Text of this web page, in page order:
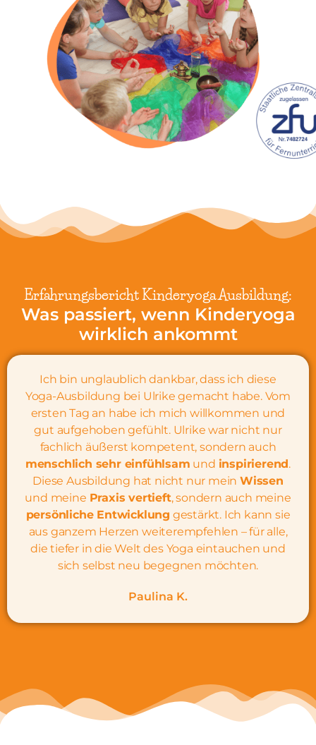
Erfahrungsbericht Kinderyoga Ausbildung:
Was passiert, wenn Kinderyoga
wirklich ankommt
Ich bin unglaublich dankbar, dass ich diese
Yoga-Ausbildung bei Ulrike gemacht habe. Vom
ersten Tag an habe ich mich willkommen und
gut aufgehoben gefühlt. Ulrike war nicht nur
fachlich äußerst kompetent, sondern auch
menschlich sehr einfühlsam und inspirierend.
Diese Ausbildung hat nicht nur mein Wissen
und meine Praxis vertieft, sondern auch meine
persönliche Entwicklung gestärkt. Ich kann sie
aus ganzem Herzen weiterempfehlen – für alle,
die tiefer in die Welt des Yoga eintauchen und
sich selbst neu begegnen möchten.
Paulina K.